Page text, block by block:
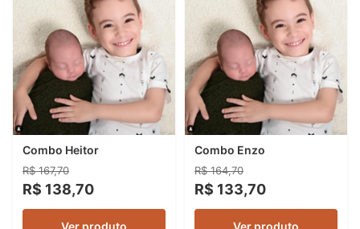
Combo Heitor
R$ 167,70
R$ 138,70
Combo Enzo
R$ 164,70
R$ 133,70